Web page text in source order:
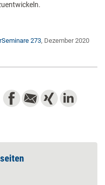
273, Dezember 2020